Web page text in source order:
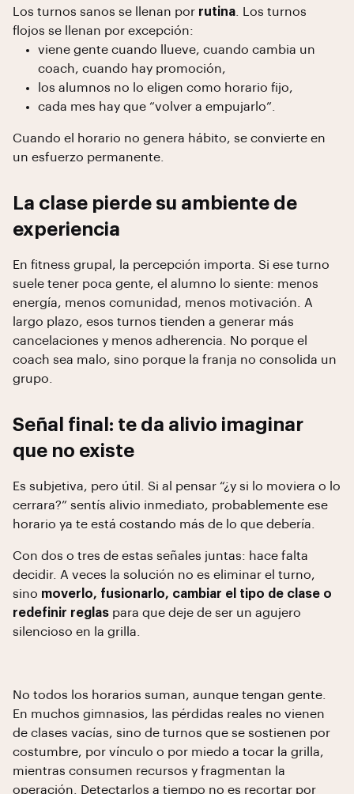
Los turnos sanos se llenan por rutina . Los turnos
flojos se llenan por excepción:
viene gente cuando llueve, cuando cambia un
coach, cuando hay promoción,
los alumnos no lo eligen como horario fijo,
cada mes hay que “volver a empujarlo”.
Cuando el horario no genera hábito, se convierte en
un esfuerzo permanente.
La clase pierde su ambiente de
experiencia
En fitness grupal, la percepción importa. Si ese turno
suele tener poca gente, el alumno lo siente: menos
energía, menos comunidad, menos motivación. A
largo plazo, esos turnos tienden a generar más
cancelaciones y menos adherencia. No porque el
coach sea malo, sino porque la franja no consolida un
grupo.
Señal final: te da alivio imaginar
que no existe
Es subjetiva, pero útil. Si al pensar “¿y si lo moviera o lo
cerrara?” sentís alivio inmediato, probablemente ese
horario ya te está costando más de lo que debería.
Con dos o tres de estas señales juntas: hace falta
decidir. A veces la solución no es eliminar el turno,
sino moverlo, fusionarlo, cambiar el tipo de clase o
redefinir reglas para que deje de ser un agujero
silencioso en la grilla.
No todos los horarios suman, aunque tengan gente.
En muchos gimnasios, las pérdidas reales no vienen
de clases vacías, sino de turnos que se sostienen por
costumbre, por vínculo o por miedo a tocar la grilla,
mientras consumen recursos y fragmentan la
operación. Detectarlos a tiempo no es recortar por